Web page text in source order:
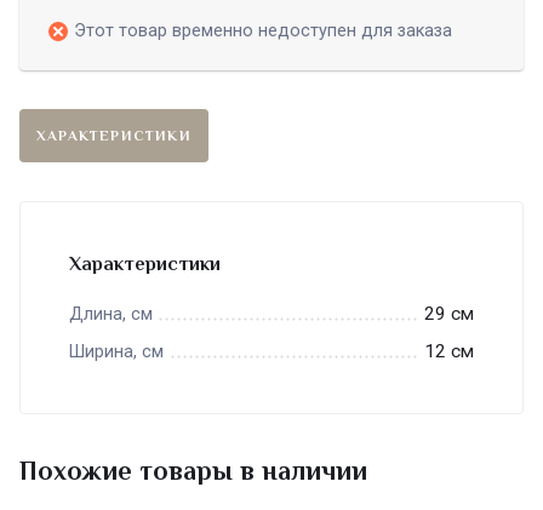
Этот товар временно недоступен для заказа
ХАРАКТЕРИСТИКИ
Характеристики
Длина, см 29 см
Ширина, см 12 см
Похожие товары в наличии